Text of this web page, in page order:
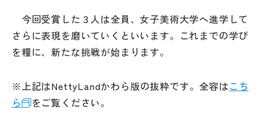
今回受賞した３人は全員、女子美術大学へ進学して
さらに表現を磨いていくといいます。これまでの学び
を糧に、新たな挑戦が始まります。
※上記はNettyLandかわら版の抜粋です。全容はこち
ら
をご覧ください。